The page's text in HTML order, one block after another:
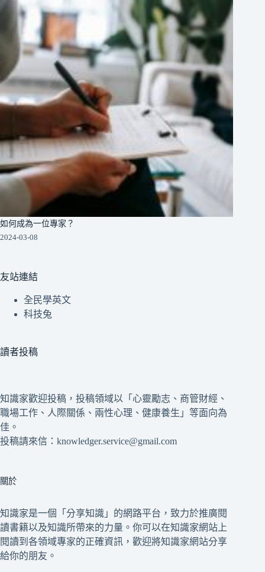
如何成為一位專家？
2024-03-08
友站連結
全民學英文
科技兔
讀者投稿
知識家歡迎投稿，投稿領域以「心靈勵志、商管財經、
職場工作、人際關係、兩性心理、健康養生」等面向為
佳。
投稿請來信：knowledger.service@gmail.com
關於
知識家是一個「分享知識」的網路平台，致力於推廣閱
讀書籍以及知識所帶來的力量。你可以在知識家網站上
閱讀到各領域專家的正確資訊，歡迎將知識家網站分享
給你的朋友。